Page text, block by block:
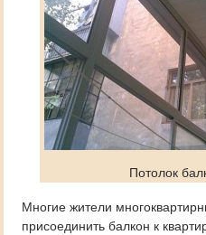
Потолок
Многие жители
присоединить балкон к